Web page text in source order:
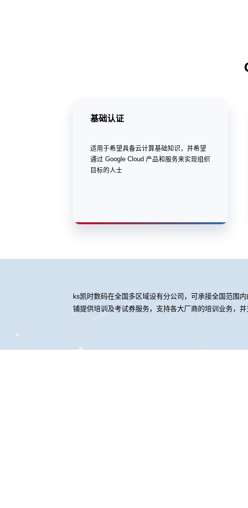
基础认证
适用于希望具备云计算基础知识，并希望
通过 Google Cloud 产品和服务来实现组织
目标的人士
ks凯时数码在全国多区域设有分公司，可承接全国范围
铺提供培训及考试券服务，支持各大厂商的培训业务，